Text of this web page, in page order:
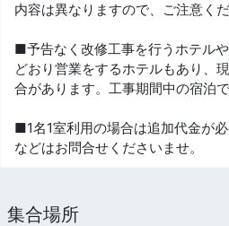
内容は異なりますので、ご注意くだ
■予告なく改修工事を行うホテル
どおり営業をするホテルもあり、
合があります。工事期間中の宿泊
■1名1室利用の場合は追加代金が
などはお問合せくださいませ。
集合場所